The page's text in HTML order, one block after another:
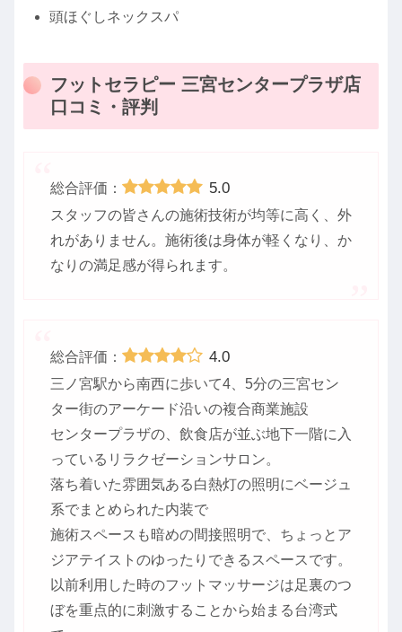
頭ほぐしネックスパ
フットセラピー 三宮センタープラザ店
口コミ・評判
総合評価： 5.0
スタッフの皆さんの施術技術が均等に高く、外
れがありません。施術後は身体が軽くなり、か
なりの満足感が得られます。
総合評価： 4.0
三ノ宮駅から南西に歩いて4、5分の三宮セン
ター街のアーケード沿いの複合商業施設
センタープラザの、飲食店が並ぶ地下一階に入
っているリラクゼーションサロン。
落ち着いた雰囲気ある白熱灯の照明にベージュ
系でまとめられた内装で
施術スペースも暗めの間接照明で、ちょっとア
ジアテイストのゆったりできるスペースです。
以前利用した時のフットマッサージは足裏のつ
ぼを重点的に刺激することから始まる台湾式